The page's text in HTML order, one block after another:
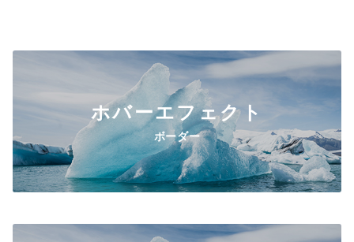
ェ
ク
ト
ス
ケ
ー
ル
ホバーエフェクト
ボーダー